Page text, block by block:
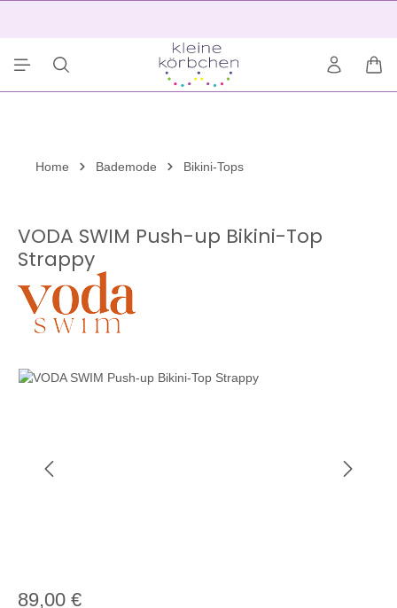
Home Bademode Bikini-Tops
VODA SWIM Push-up Bikini-Top
Strappy
Bildergalerie überspringen
89,00 €